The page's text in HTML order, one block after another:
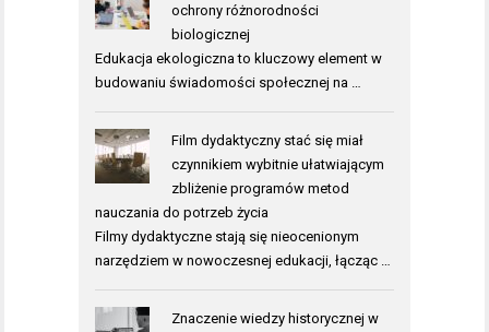
ochrony różnorodności
biologicznej
Edukacja ekologiczna to kluczowy element w
budowaniu świadomości społecznej na …
Film dydaktyczny stać się miał
czynnikiem wybitnie ułatwiającym
zbliżenie programów metod
nauczania do potrzeb życia
Filmy dydaktyczne stają się nieocenionym
narzędziem w nowoczesnej edukacji, łącząc …
Znaczenie wiedzy historycznej w